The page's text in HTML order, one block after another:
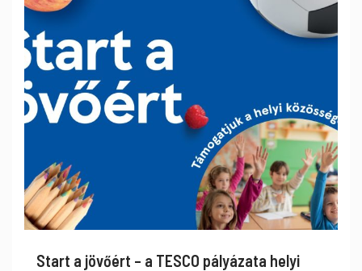
Start a jövőért – a TESCO pályázata helyi